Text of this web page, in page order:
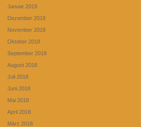
Januar 2019
Dezember 2018
November 2018
Oktober 2018
September 2018
August 2018
Juli 2018
Juni 2018
Mai 2018
April 2018
März 2018